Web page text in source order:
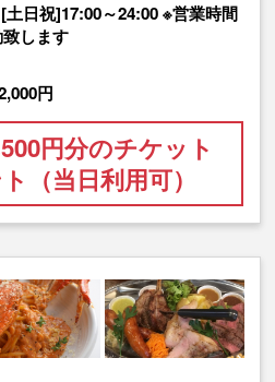
日祝]17:00～24:00 ※営業時間
します
円
円分のチケット
（当日利用可）